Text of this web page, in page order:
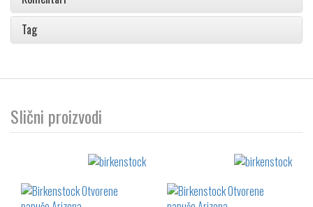
Tag
Slični proizvodi